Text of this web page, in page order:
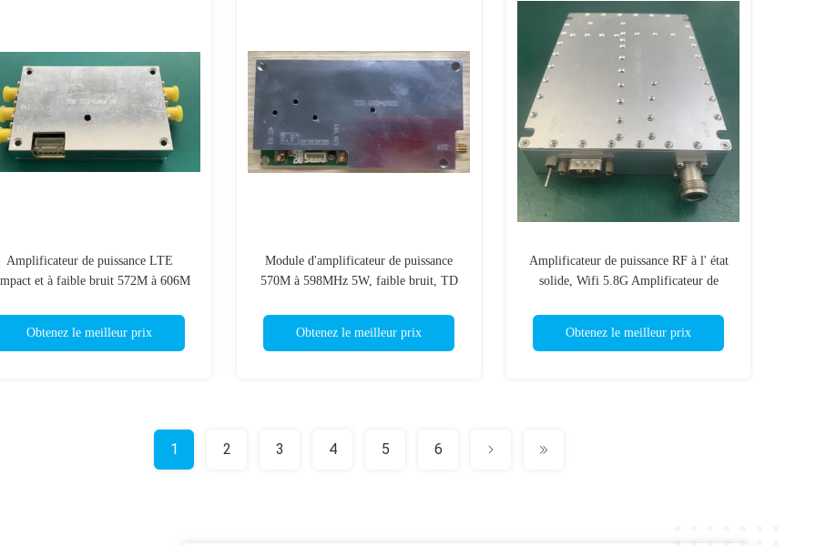
Amplificateur de puissance LTE
et à faible bruit 572M à 606M
Obtenez le meilleur prix
Module d'amplificateur de puissance
570M à 598MHz 5W, faible bruit, TD
Obtenez le meilleur prix
Amplificateur de puissance RF à l' état
solide, Wifi 5.8G Amplificateur de
Obtenez le meilleur prix
1 2 3 4 5 6